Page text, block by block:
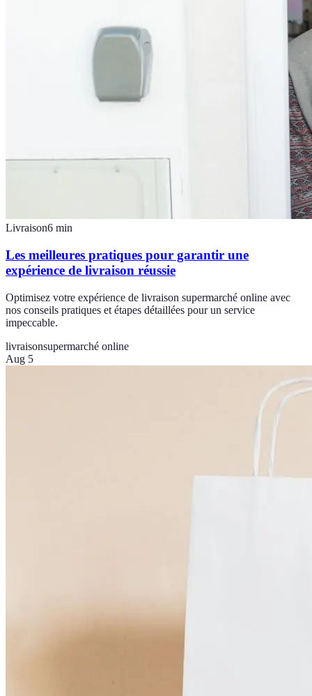
Livraison6 min
Les meilleures pratiques pour garantir une
expérience de livraison réussie
Optimisez votre expérience de livraison supermarché online avec
nos conseils pratiques et étapes détaillées pour un service
impeccable.
livraisonsupermarché online
Aug 5